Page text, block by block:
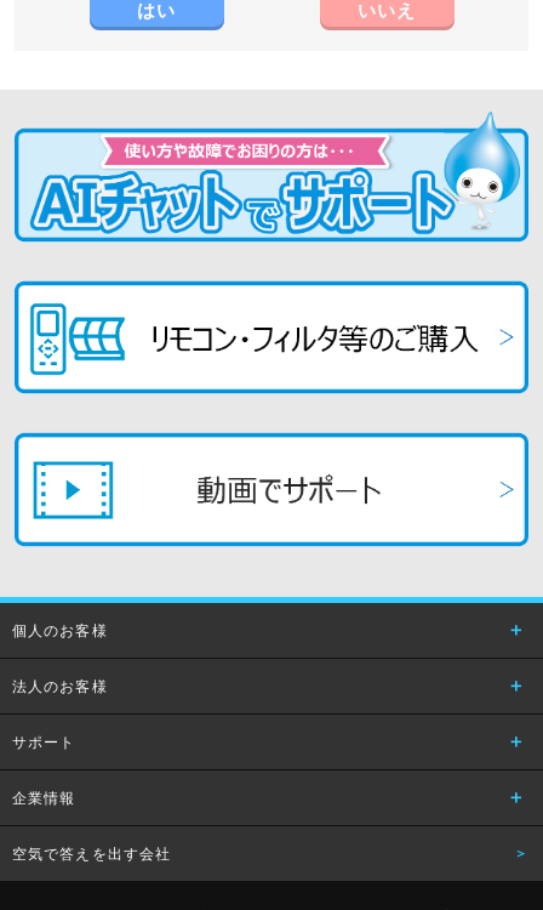
はい いいえ
個人のお客様
法人のお客様
サポート
企業情報
空気で答えを出す会社